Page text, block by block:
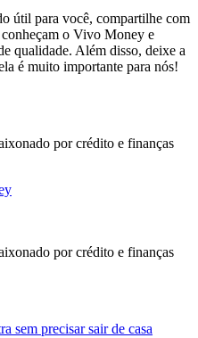
útil para você, compartilhe com
conheçam o Vivo Money e
qualidade. Além disso, deixe a
é muito importante para nós!
por crédito e finanças
por crédito e finanças
sem precisar sair de casa